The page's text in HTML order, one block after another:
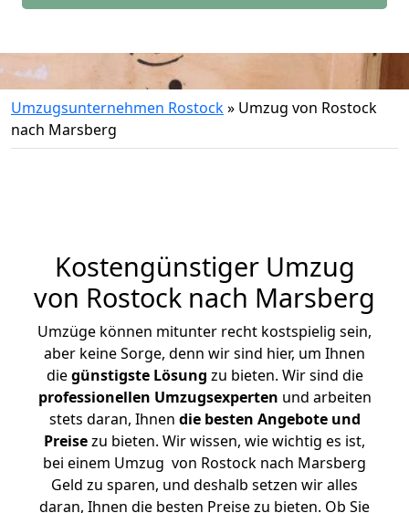
Umzugsunternehmen Rostock» Umzug von Rostock
nach Marsberg
Kostengünstiger Umzug
von Rostock nach Marsberg
Umzüge können mitunter recht kostspielig sein,
aber keine Sorge, denn wir sind hier, um Ihnen
diegünstigste Lösung zu bieten. Wir sind die
professionellen Umzugsexperten und arbeiten
stets daran, Ihnen die besten Angebote und
Preisezu bieten. Wir wissen, wie wichtig es ist,
bei einem Umzug von Rostock nach Marsberg
Geld zu sparen, und deshalb setzen wir alles
daran, Ihnen die besten Preise zu bieten. Ob Sie